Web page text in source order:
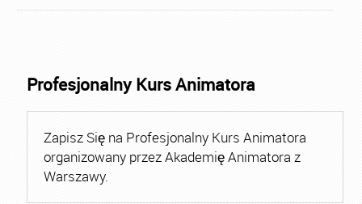
Profesjonalny Kurs Animatora
Zapisz Się na Profesjonalny Kurs Animatora
organizowany przez Akademię Animatora z
Warszawy.